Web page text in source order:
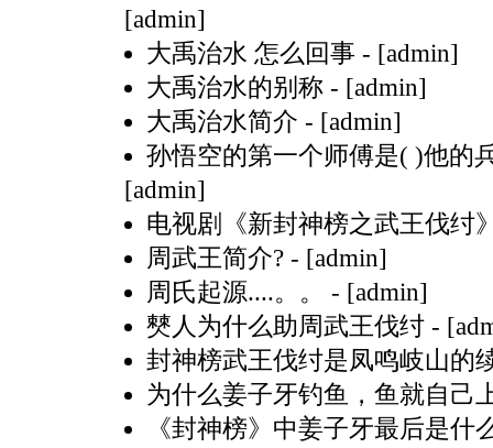
[admin]
大禹治水 怎么回事 - [admin]
大禹治水的别称 - [admin]
大禹治水简介 - [admin]
孙悟空的第一个师傅是( )他的
[admin]
电视剧《新封神榜之武王伐纣
周武王简介? - [admin]
周氏起源....。。
- [admin]
僰人为什么助周武王伐纣 -
封神榜武王伐纣是凤鸣岐山的
为什么姜子牙钓鱼，鱼就自己
《封神榜》中姜子牙最后是什